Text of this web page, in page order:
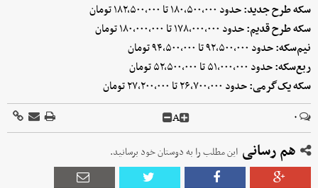
سکه طرح جدید:حدود ۱۸۰,۵۰۰,۰۰۰ تا ۱۸۲,۵۰۰,۰۰۰ تومان
سکه طرح قدیم:حدود ۱۷۸,۰۰۰,۰۰۰ تا ۱۸۰,۰۰۰,۰۰۰ تومان
نیم‌سکه:حدود ۹۲,۵۰۰,۰۰۰ تا ۹۴,۵۰۰,۰۰۰ تومان
ربع‌سکه:حدود ۵۱,۰۰۰,۰۰۰ تا ۵۲,۵۰۰,۰۰۰ تومان
سکه یک‌گرمی:حدود ۲۶,۷۰۰,۰۰۰ تا ۲۷,۲۰۰,۰۰۰ تومان
۰ A
هم رسانی این مطلب را به دوستان خود برسانید.